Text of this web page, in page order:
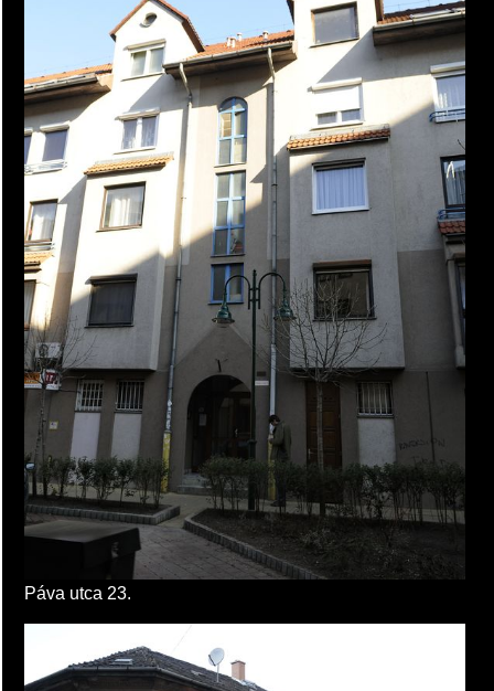
Páva utca 23.